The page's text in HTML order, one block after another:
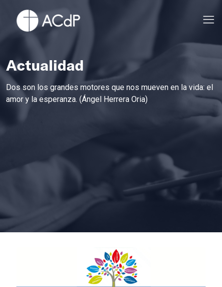
Actualidad
Dos son los grandes motores que nos mueven en la vida: el
amor y la esperanza. (Ángel Herrera Oria)